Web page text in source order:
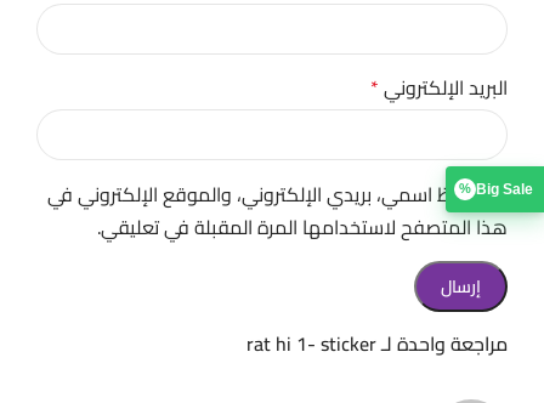
مراجعة واحدة لـrat hi 1- sticker
البريد الإلكتروني*
احفظ اسمي، بريدي الإلكتروني، والموقع الإلكتروني في
هذا المتصفح لاستخدامها المرة المقبلة في تعليقي.
% Big Sale